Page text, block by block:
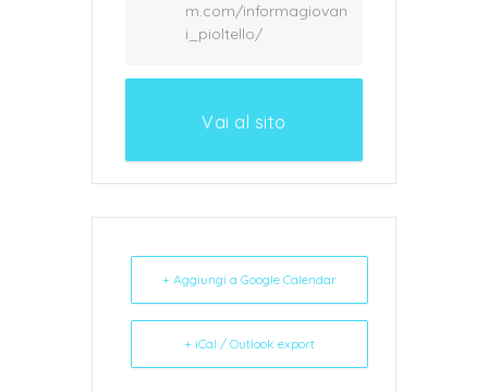
m.com/informagiovan
i_pioltello/
Vai al sito
+ Aggiungi a Google Calendar
+ iCal / Outlook export